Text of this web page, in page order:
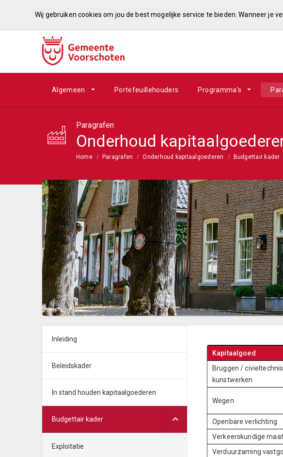
Wij gebruiken cookies om jou de best mogelijke service te bieden. Wanneer je
Algemeen Portefeuillehouders Programma's
Paragrafen
Onderhoud
Home Paragrafen Onderhoud kapitaalgoederen Budgettair kader
Inleiding
Beleidskader
In stand houden kapitaalgoederen
Budgettair kader
Exploitatie
Kapitaalgoed
Bruggen /
kunstwerken
Wegen
Openbare verlichting
Verkeerskundige
Verduurzaming